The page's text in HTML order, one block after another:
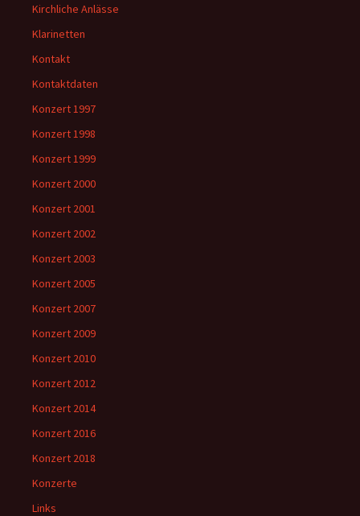
Kirchliche Anlässe
Klarinetten
Kontakt
Kontaktdaten
Konzert 1997
Konzert 1998
Konzert 1999
Konzert 2000
Konzert 2001
Konzert 2002
Konzert 2003
Konzert 2005
Konzert 2007
Konzert 2009
Konzert 2010
Konzert 2012
Konzert 2014
Konzert 2016
Konzert 2018
Konzerte
Links